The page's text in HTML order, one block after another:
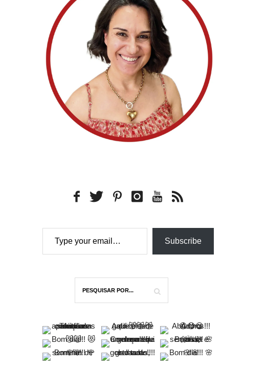
Type your email…
Subscribe